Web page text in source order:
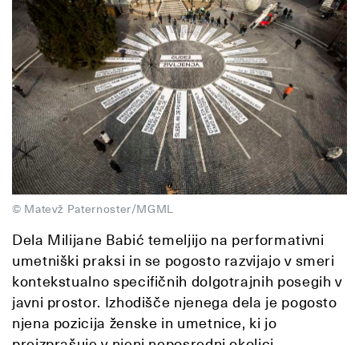
© Matevž Paternoster/MGML
Dela Milijane Babić temeljijo na performativni
umetniški praksi in se pogosto razvijajo v smeri
kontekstualno specifičnih dolgotrajnih posegih v
javni prostor. Izhodišče njenega dela je pogosto
njena pozicija ženske in umetnice, ki jo